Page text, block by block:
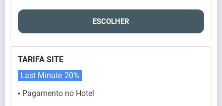
ESCOLHER
TARIFA SITE
⬤ Pagamento no Hotel
Last Minute 20%